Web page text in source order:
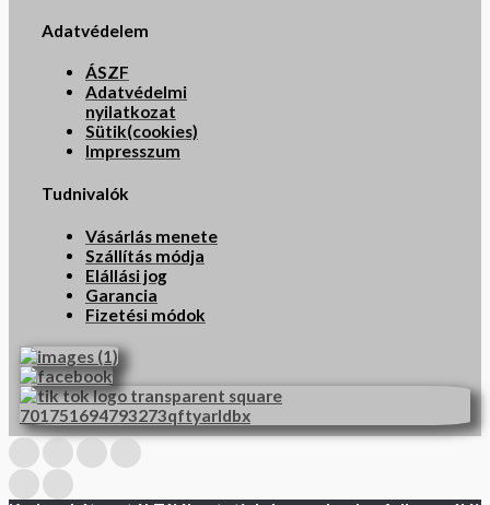
Adatvédelem
ÁSZF
Adatvédelmi
nyilatkozat
Sütik(cookies)
Impresszum
Tudnivalók
Vásárlás menete
Szállítás módja
Elállási jog
Garancia
Fizetési módok